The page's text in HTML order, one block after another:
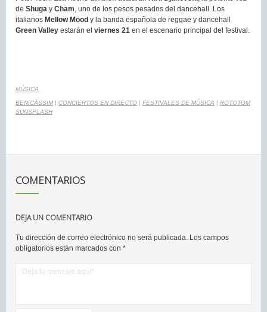
de Shuga y Cham , uno de los pesos pesados del dancehall. Los
italianos Mellow Mood y la banda española de reggae y dancehall
Green Valley estarán el viernes 21 en el escenario principal del festival.
MÚSICA
BENICÀSSIM | CONCIERTOS EN DIRECTO | FESTIVALES DE MÚSICA | ROTOTOM
SUNSPLASH
COMENTARIOS
DEJA UN COMENTARIO
Tu dirección de correo electrónico no será publicada. Los campos
obligatorios están marcados con *